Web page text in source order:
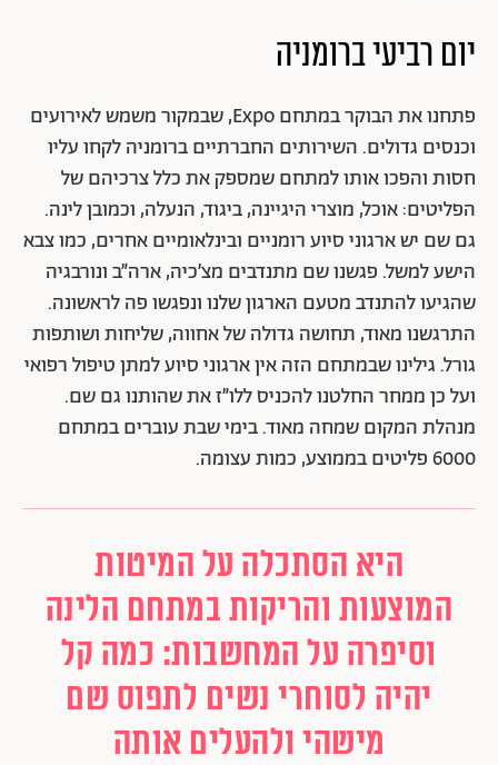
יום רביעי ברומניה
פתחנו את הבוקר במתחם Expo, שבמקור משמש לאירועים
וכנסים גדולים. השירותים החברתיים ברומניה לקחו עליו
חסות והפכו אותו למתחם שמספק את כלל צרכיהם של
הפליטים: אוכל, מוצרי היגיינה, ביגוד, הנעלה, וכמובן לינה.
גם שם יש ארגוני סיוע רומניים ובינלאומיים אחרים, כמו צבא
הישע למשל. פגשנו שם מתנדבים מצ׳כיה, ארה״ב ונורבגיה
שהגיעו להתנדב מטעם הארגון שלנו ונפגשו פה לראשונה.
התרגשנו מאוד, תחושה גדולה של אחווה, שליחות ושותפות
גורל. גילינו שבמתחם הזה אין ארגוני סיוע למתן טיפול רפואי
ועל כן ממחר החלטנו להכניס ללו״ז את שהותנו גם שם.
מנהלת המקום שמחה מאוד. בימי שבת עוברים במתחם
6000 פליטים בממוצע, כמות עצומה.
היא הסתכלה על המיטות
המוצעות והריקות במתחם הלינה
וסיפרה על המחשבות: כמה קל
יהיה לסוחרי נשים לתפוס שם
מישהי ולהעלים אותה